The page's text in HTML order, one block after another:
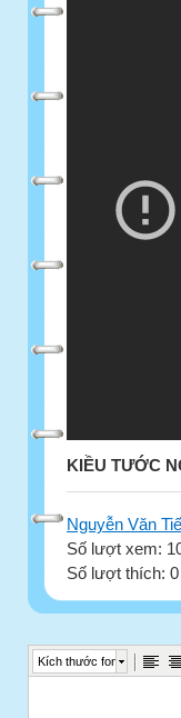
KIỀU TƯỚC
Nguyễn Văn
Số lượt xem:
Số lượt thích:
Kích thước font